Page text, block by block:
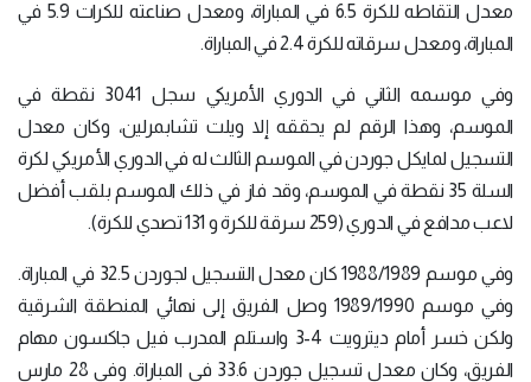
معدل التقاطه للكرة 6.5 في المباراة، ومعدل صناعته للكرات 5.9 في
المباراة، ومعدل سرقاته للكرة 2.4 في المباراة.
وفي موسمه الثاني في الدوري الأمريكي سجل 3041 نقطة في
الموسم، وهذا الرقم لم يحققه إلا ويلت تشابمرلين، وكان معدل
التسجيل لمايكل جوردن في الموسم الثالث له في الدوري الأمريكي لكرة
السلة 35 نقطة في الموسم، وقد فاز في ذلك الموسم بلقب أفضل
لاعب مدافع في الدوري (259 سرقة للكرة و 131 تصدي للكرة).
وفي موسم 1988/1989 كان معدل التسجيل لجوردن 32.5 في المباراة.
وفي موسم 1989/1990 وصل الفريق إلى نهائي المنطقة الشرقية
ولكن خسر أمام ديترويت 4-3 واستلم المدرب فيل جاكسون مهام
الفريق، وكان معدل تسجيل جوردن 33.6 في المباراة. وفي 28 مارس